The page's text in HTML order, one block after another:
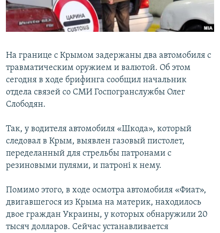
ПОБЕДИТЕЛЕЙ НЕ СУДЯТ?
КРЫМ.НЕПОКОРЕННЫЙ
УКРАИНСКАЯ ПРОБЛЕМА КРЫМА
ПРИСОЕДИНЯЙТЕСЬ!
Все сайты RFE/RL
На границе с Крымом задержаны два автомобиля с
травматическим оружием и валютой. Об этом
сегодня в ходе брифинга сообщил начальник
отдела связей со СМИ Госпогранслужбы Олег
Слободян.
Так, у водителя автомобиля «Шкода», который
следовал в Крым, выявлен газовый пистолет,
переделанный для стрельбы патронами с
резиновыми пулями, и патроні к нему.
Помимо этого, в ходе осмотра автомобиля «Фиат»,
двигавшегося из Крыма на материк, находилось
двое граждан Украины, у которых обнаружили 20
тысяч долларов. Сейчас устанавливается